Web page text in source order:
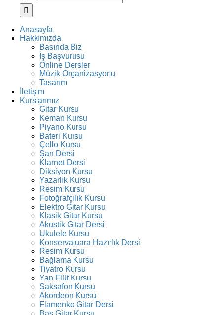
Anasayfa
Hakkımızda
Basında Biz
İş Başvurusu
Online Dersler
Müzik Organizasyonu
Tasarım
İletişim
Kurslarımız
Gitar Kursu
Keman Kursu
Piyano Kursu
Bateri Kursu
Çello Kursu
Şan Dersi
Klarnet Dersi
Diksiyon Kursu
Yazarlık Kursu
Resim Kursu
Fotoğrafçılık Kursu
Elektro Gitar Kursu
Klasik Gitar Kursu
Akustik Gitar Dersi
Ukulele Kursu
Konservatuara Hazırlık Dersi
Resim Kursu
Bağlama Kursu
Tiyatro Kursu
Yan Flüt Kursu
Saksafon Kursu
Akordeon Kursu
Flamenko Gitar Dersi
Bas Gitar Kursu